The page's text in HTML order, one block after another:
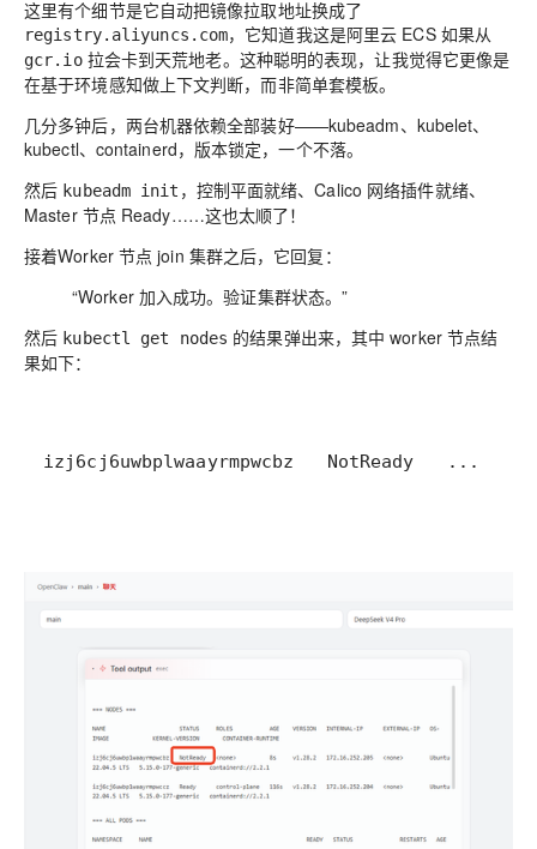
这里有个细节是它自动把镜像拉取地址换成了
registry.aliyuncs.com，它知道我这是阿里云 ECS 如果从
gcr.io拉会卡到天荒地老。这种聪明的表现，让我觉得它更像是
在基于环境感知做上下文判断，而非简单套模板。
几分多钟后，两台机器依赖全部装好——kubeadm、kubelet、
kubectl、containerd，版本锁定，一个不落。
然后 kubeadm init ，控制平面就绪、Calico 网络插件就绪、
Master 节点 Ready……这也太顺了！
接着Worker 节点 join 集群之后，它回复：
“Worker 加入成功。验证集群状态。”
然后 kubectl get nodes 的结果弹出来，其中 worker 节点结
果如下：
izj6cj6uwbplwaayrmpwcbz   NotReady   ...